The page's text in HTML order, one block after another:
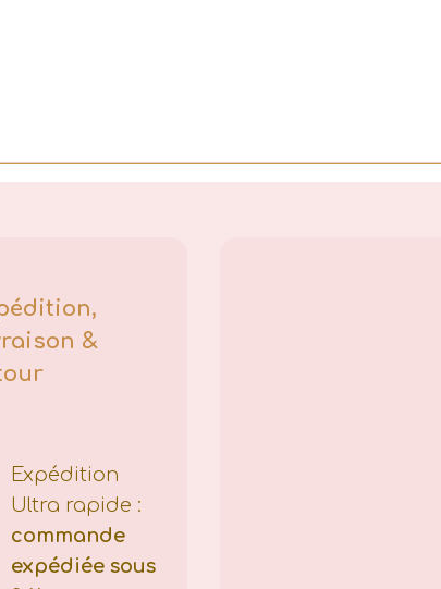
&
Expédition
Ultra rapide :
commande
expédiée sous